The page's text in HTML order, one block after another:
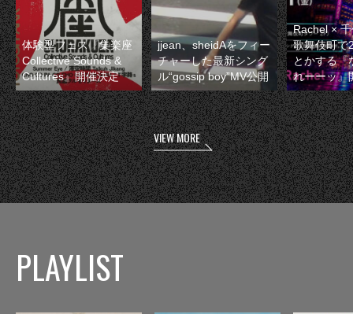
体験型フェス『集楽座
Collective Sounds &
Cultures』開催決定
jjean、sheidAをフィー
チャーした最新シング
ル“gossip boy”MV公開
Rachel ×
歌舞伎町で
とかする『
れーーッ』
VIEW MORE
PLAYLIST